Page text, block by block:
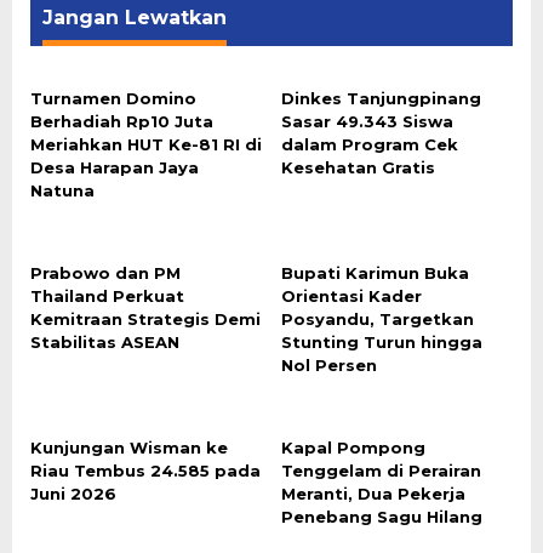
Jangan Lewatkan
Turnamen Domino
Berhadiah Rp10 Juta
Meriahkan HUT Ke-81 RI di
Desa Harapan Jaya
Natuna
Dinkes Tanjungpinang
Sasar 49.343 Siswa
dalam Program Cek
Kesehatan Gratis
Prabowo dan PM
Thailand Perkuat
Kemitraan Strategis Demi
Stabilitas ASEAN
Bupati Karimun Buka
Orientasi Kader
Posyandu, Targetkan
Stunting Turun hingga
Nol Persen
Kunjungan Wisman ke
Riau Tembus 24.585 pada
Juni 2026
Kapal Pompong
Tenggelam di Perairan
Meranti, Dua Pekerja
Penebang Sagu Hilang